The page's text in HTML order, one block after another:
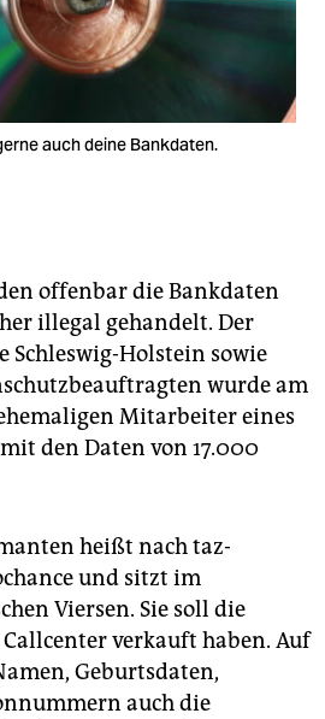
auch deine Bankdaten.
offenbar die Bankdaten
illegal gehandelt. Der
Schleswig-Holstein sowie
wurde am
Mitarbeiter eines
den Daten von 17.000
heißt nach taz-
und sitzt im
Viersen. Sie soll die
verkauft haben. Auf
Geburtsdaten,
auch die